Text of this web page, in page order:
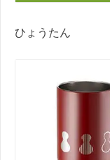
ひょうたん